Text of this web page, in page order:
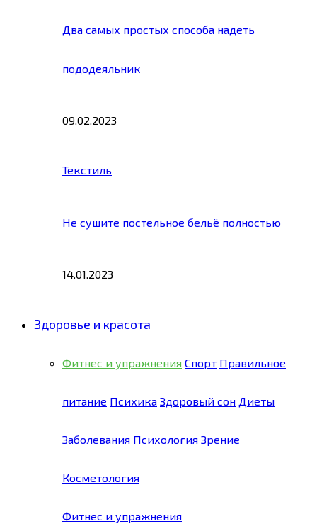
Два самых простых способа надеть
пододеяльник
09.02.2023
Текстиль
Не сушите постельное бельё полностью
14.01.2023
Здоровье и красота
Фитнес и упражнения Спорт Правильное
питание Психика Здоровый сон Диеты
Заболевания Психология Зрение
Косметология
Фитнес и упражнения